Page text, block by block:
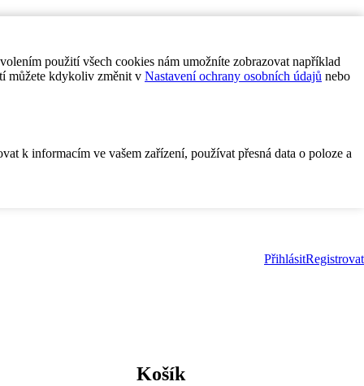
použití všech cookies nám umožníte zobrazovat například
můžete kdykoliv změnit v Nastavení ochrany osobních údajů nebo
k informacím ve vašem zařízení, používat přesná data o poloze a
PřihlásitRegistrovat
Košík